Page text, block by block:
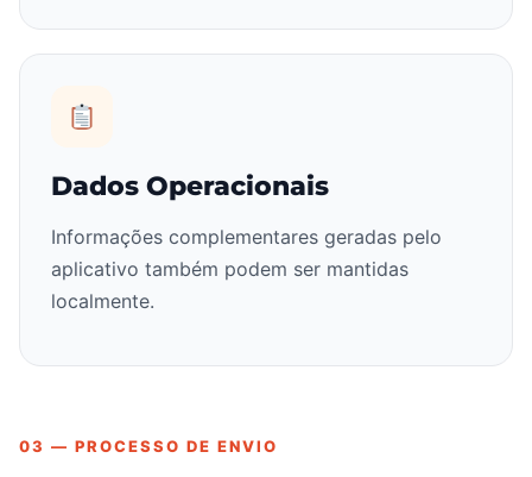
Dados Operacionais
Informações complementares geradas pelo
aplicativo também podem ser mantidas
localmente.
03 — PROCESSO DE ENVIO